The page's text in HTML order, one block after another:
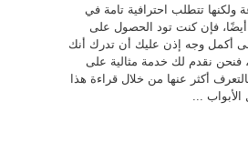
ولكنها تتطلب احترافية تامة في
أيضًا، فإن كنت تود الحصول على
أكمل وجه إذن عليك أن تدرك أنك
فنحن نقدم لك خدمة مثالية على
أكثر عنها من خلال قراءة هذا
الأبواب ...